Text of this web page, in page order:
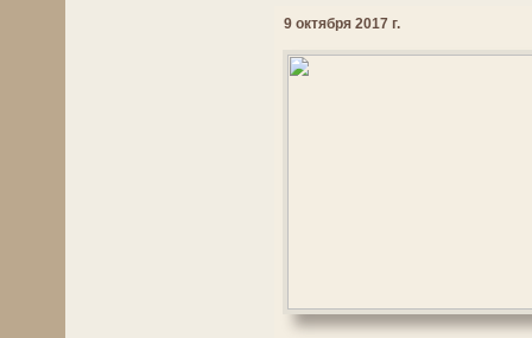
9 октября 2017 г.